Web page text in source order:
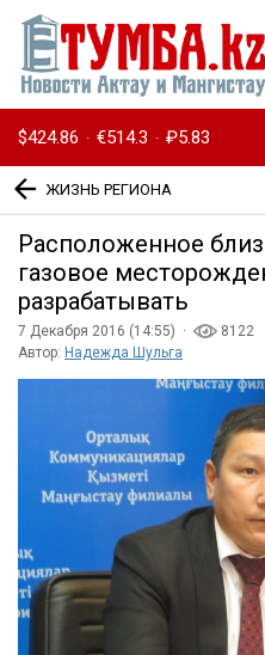
$424.86 · €514.3 · ₽5.83
ЖИЗНЬ РЕГИОНА
Расположенное
газовое
разрабатывать
7 Декабря 2016 (14:55) ·
8122
Автор: Надежда Шульга